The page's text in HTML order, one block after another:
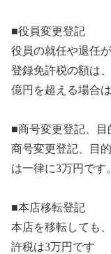
■役員変更登記
役員の就任や退任
登録免許税の額は
億円を超える場合は
■商号変更登記、目
商号変更登記、目
は一律に3万円です。
■本店移転登記
本店を移転しても
許税は3万円です